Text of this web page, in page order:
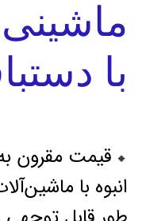
با
🔸 قیمت مقرون
انبوه با